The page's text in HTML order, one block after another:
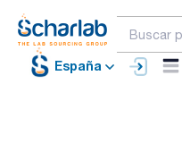
España